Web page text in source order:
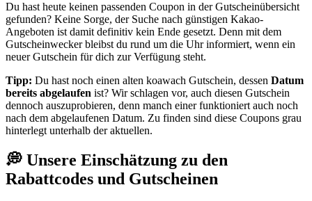
Du hast heute keinen passenden Coupon in der Gutscheinübersicht
gefunden? Keine Sorge, der Suche nach günstigen Kakao-
Angeboten ist damit definitiv kein Ende gesetzt. Denn mit dem
Gutscheinweckerbleibst du rund um die Uhr informiert, wenn ein
neuer Gutschein für dich zur Verfügung steht.
Tipp: Du hast noch einen alten koawach Gutschein, dessen Datum
bereits abgelaufen ist? Wir schlagen vor, auch diesen Gutschein
dennoch auszuprobieren, denn manch einer funktioniert auch noch
nach dem abgelaufenen Datum. Zu finden sind diese Coupons grau
hinterlegt unterhalb der aktuellen.
💭 Unsere Einschätzung zu den
Rabattcodes und Gutscheinen